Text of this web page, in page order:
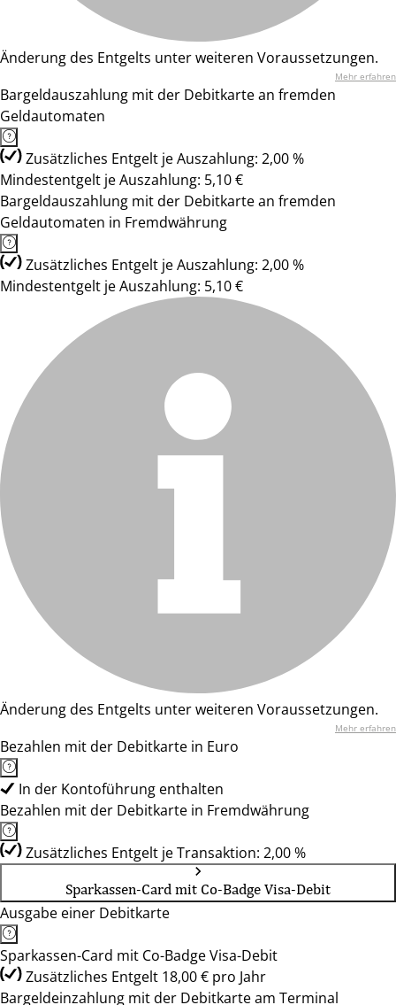
Änderung des Entgelts unter weiteren Voraussetzungen.
Mehr erfahren
Bargeldauszahlung mit der Debitkarte an fremden
Geldautomaten
Zusätzliches Entgelt je Auszahlung: 2,00 %
Mindestentgelt je Auszahlung: 5,10 €
Bargeldauszahlung mit der Debitkarte an fremden
Geldautomaten in Fremdwährung
Zusätzliches Entgelt je Auszahlung: 2,00 %
Mindestentgelt je Auszahlung: 5,10 €
Änderung des Entgelts unter weiteren Voraussetzungen.
Mehr erfahren
Bezahlen mit der Debitkarte in Euro
In der Kontoführung enthalten
Bezahlen mit der Debitkarte in Fremdwährung
Zusätzliches Entgelt je Transaktion: 2,00 %
Sparkassen-Card mit Co-Badge Visa-Debit
Ausgabe einer Debitkarte
Sparkassen-Card mit Co-Badge Visa-Debit
Zusätzliches Entgelt 18,00 € pro Jahr
Bargeldeinzahlung mit der Debitkarte am Terminal